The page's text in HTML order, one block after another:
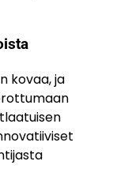
kovaa, ja